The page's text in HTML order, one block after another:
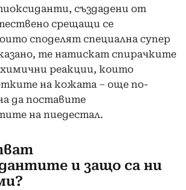
създадени от
срещащи се
споделят специална супер
те натискат спирачките
реакции, които
на кожата – още по-
да поставите
на пиедестал.
и защо са ни